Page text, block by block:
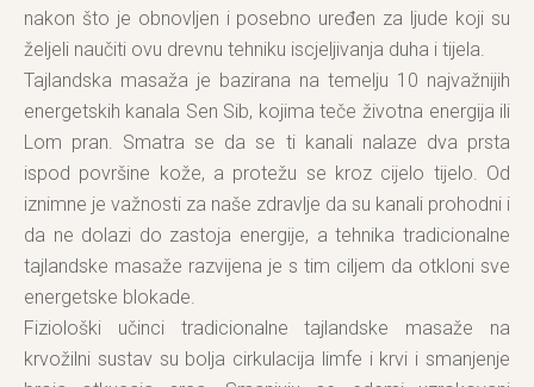
nakon što je obnovljen i posebno uređen za ljude koji su
željeli naučiti ovu drevnu tehniku iscjeljivanja duha i tijela.
Tajlandska masaža je bazirana na temelju 10 najvažnijih
energetskih kanala Sen Sib, kojima teče životna energija ili
Lom pran. Smatra se da se ti kanali nalaze dva prsta
ispod površine kože, a protežu se kroz cijelo tijelo. Od
iznimne je važnosti za naše zdravlje da su kanali prohodni i
da ne dolazi do zastoja energije, a tehnika tradicionalne
tajlandske masaže razvijena je s tim ciljem da otkloni sve
energetske blokade.
Fiziološki učinci tradicionalne tajlandske masaže na
krvožilni sustav su bolja cirkulacija limfe i krvi i smanjenje